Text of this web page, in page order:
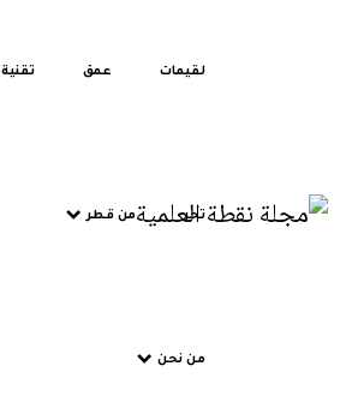
لقيمات عمق تقنية
تحر من قطر
من نحن